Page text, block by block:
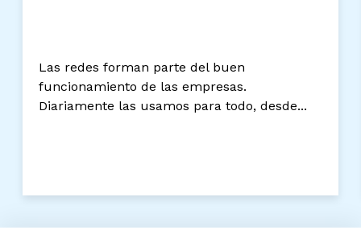
Las redes forman parte del buen
funcionamiento de las empresas.
Diariamente las usamos para todo, desde...